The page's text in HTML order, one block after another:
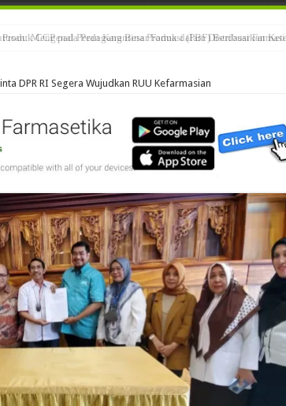
Mengenal Peran Karantina Produk dalam Distribusi Farmasi
DPR RI Segera Wujudkan RUU Kefarmasian